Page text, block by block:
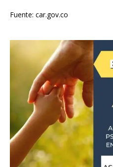
Fuente: car.gov.co